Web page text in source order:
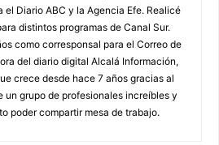
el Diario ABC y la Agencia Efe. Realicé
distintos programas de Canal Sur.
como corresponsal para el Correo de
del diario digital Alcalá Información,
crece desde hace 7 años gracias al
un grupo de profesionales increíbles y
poder compartir mesa de trabajo.